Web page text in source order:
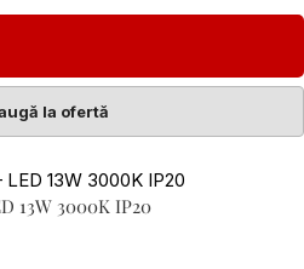
la ofertă
13W 3000K IP20